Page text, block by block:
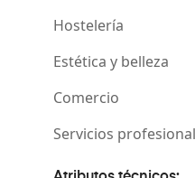
Hostelería
Estética y belleza
Comercio
Servicios